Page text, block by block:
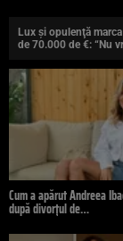
Lux şi opulenţă
de 70.000 de €: “Nu
Cum a apărut Andreea
după divorțul de…